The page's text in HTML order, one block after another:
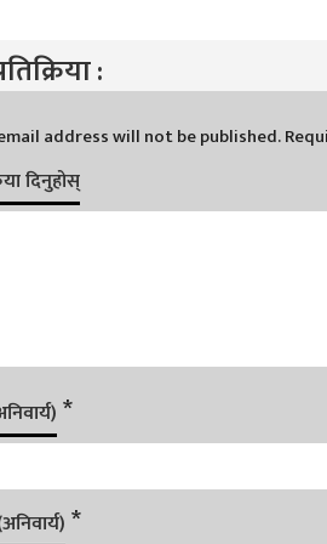
:
address will not be published.
दिनुहोस्
*
*